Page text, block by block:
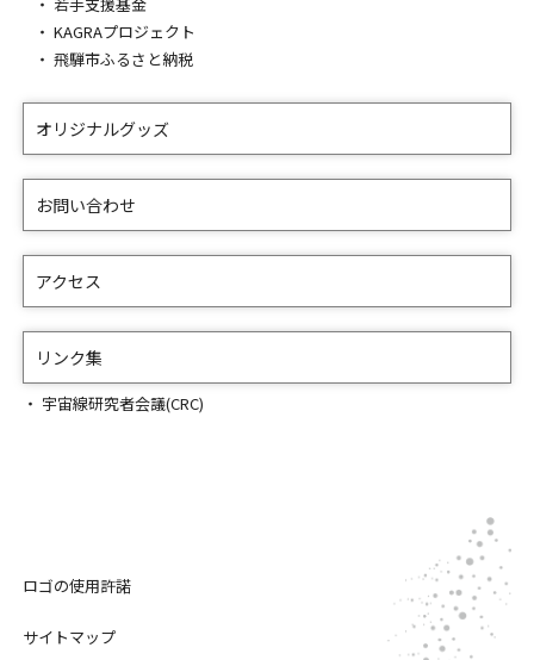
KAGRAプロジェクト
飛騨市ふるさと納税
オリジナルグッズ
お問い合わせ
アクセス
リンク集
宇宙線研究者会議(CRC)
ロゴの使用許諾
サイトマップ